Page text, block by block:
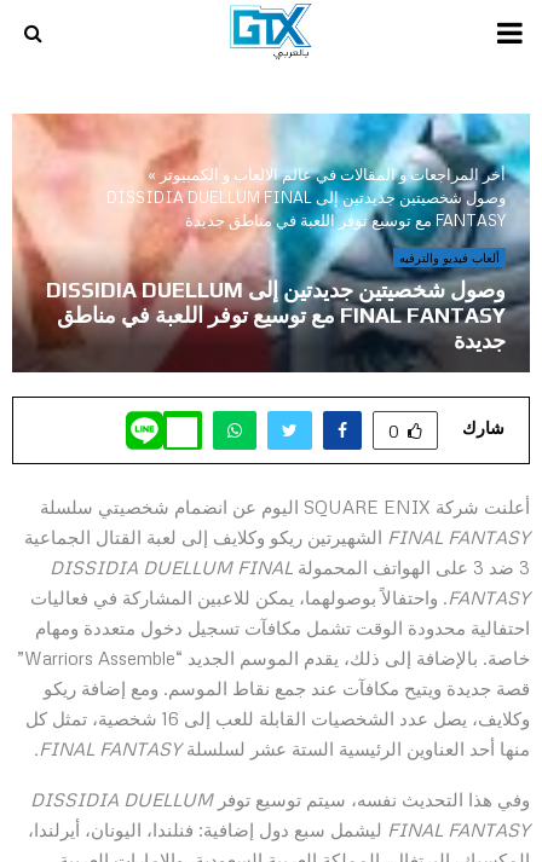
PRIMARY
أخر المراجعات و المقالات في عالم الالعاب و الكمبيوتر »
وصول شخصيتين جديدتين إلى DISSIDIA DUELLUM FINAL
FANTASY مع توسيع توفر اللعبة في مناطق جديدة
ألعاب فيديو والترفيه
وصول شخصيتين جديدتين إلى DISSIDIA DUELLUM
FINAL FANTASY مع توسيع توفر اللعبة في مناطق
جديدة
شارك 0
أعلنت شركة SQUARE ENIX اليوم عن انضمام شخصيتي سلسلة
FINAL FANTASY الشهيرتين ريكو وكلايف إلى لعبة القتال الجماعية
3 ضد 3 على الهواتف المحمولة
DISSIDIA DUELLUM FINAL
FANTASY
. واحتفالاً بوصولهما، يمكن للاعبين المشاركة في فعاليات
احتفالية محدودة الوقت تشمل مكافآت تسجيل دخول متعددة ومهام
خاصة. بالإضافة إلى ذلك، يقدم الموسم الجديد “Warriors Assemble”
قصة جديدة ويتيح مكافآت عند جمع نقاط الموسم. ومع إضافة ريكو
وكلايف، يصل عدد الشخصيات القابلة للعب إلى 16 شخصية، تمثل كل
منها أحد العناوين الرئيسية الستة عشر لسلسلةFINAL FANTASY.
وفي هذا التحديث نفسه، سيتم توسيع توفرDISSIDIA DUELLUM
FINAL FANTASY ليشمل سبع دول إضافية: فنلندا، اليونان، أيرلندا،